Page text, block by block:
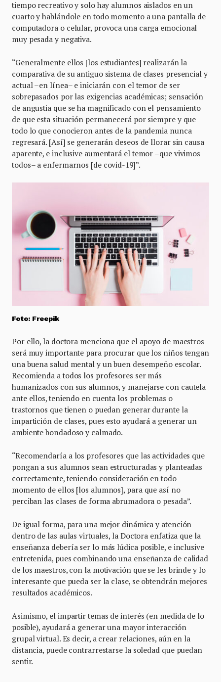
tiempo recreativo y solo hay alumnos aislados en un
cuarto y hablándole en todo momento a una pantalla de
computadora o celular, provoca una carga emocional
muy pesada y negativa.
“Generalmente ellos [los estudiantes] realizarán la
comparativa de su antiguo sistema de clases presencial y
actual –en línea– e iniciarán con el temor de ser
sobrepasados por las exigencias académicas; sensación
de angustia que se ha magnificado con el pensamiento
de que esta situación permanecerá por siempre y que
todo lo que conocieron antes de la pandemia nunca
regresará. [Así] se generarán deseos de llorar sin causa
aparente, e inclusive aumentará el temor –que vivimos
todos– a enfermarnos [de covid-19]”.
Foto: Freepik
Por ello, la doctora menciona que el apoyo de maestros
será muy importante para procurar que los niños tengan
una buena salud mental y un buen desempeño escolar.
Recomienda a todos los profesores ser más
humanizados con sus alumnos, y manejarse con cautela
ante ellos, teniendo en cuenta los problemas o
trastornos que tienen o puedan generar durante la
impartición de clases, pues esto ayudará a generar un
ambiente bondadoso y calmado.
“Recomendaría a los profesores que las actividades que
pongan a sus alumnos sean estructuradas y planteadas
correctamente, teniendo consideración en todo
momento de ellos [los alumnos], para que así no
perciban las clases de forma abrumadora o pesada”.
De igual forma, para una mejor dinámica y atención
dentro de las aulas virtuales, la Doctora enfatiza que la
enseñanza debería ser lo más lúdica posible, e inclusive
entretenida, pues combinando una enseñanza de calidad
de los maestros, con la motivación que se les brinde y lo
interesante que pueda ser la clase, se obtendrán mejores
resultados académicos.
Asimismo, el impartir temas de interés (en medida de lo
posible), ayudará a generar una mayor interacción
grupal virtual. Es decir, a crear relaciones, aún en la
distancia, puede contrarrestarse la soledad que puedan
sentir.